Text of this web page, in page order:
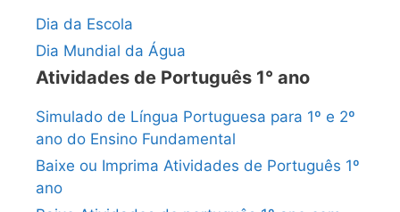
Dia da Escola
Dia Mundial da Água
Atividades de Português 1° ano
Simulado de Língua Portuguesa para 1º e 2º
ano do Ensino Fundamental
Baixe ou Imprima Atividades de Português 1º
ano